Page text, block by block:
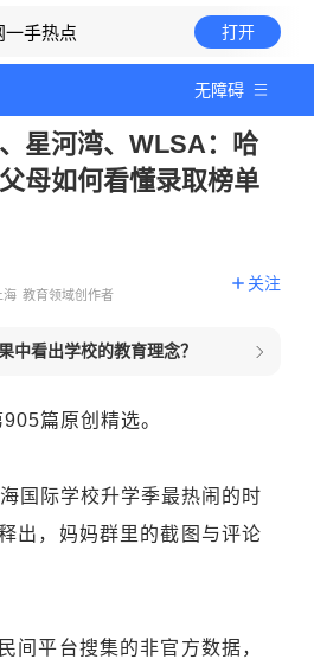
一手热点 打开
无障碍
星河湾、WLSA：哈
母如何看懂录取榜单
海 教育领域创作者
关注
中看出学校的教育理念？
905篇原创精选。
国际学校升学季最热闹的时
出，妈妈群里的截图与评论
间平台搜集的非官方数据，